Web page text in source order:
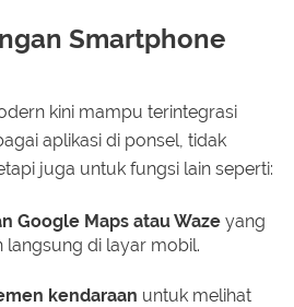
Smartphone
kini mampu terintegrasi
aplikasi di ponsel, tidak
juga untuk fungsi lain seperti:
Google Maps atau Waze yang
langsung di layar mobil.
kendaraan untuk melihat